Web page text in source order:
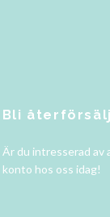
Bli
Är du intresserad av
konto hos oss idag!